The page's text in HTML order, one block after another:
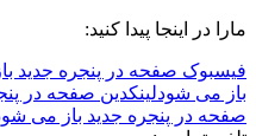
مارا در اینجا پیدا کنید:
فیسبوک صفحه در پنجره جدید
باز می شودلینکدین صفحه در
صفحه در پنجره جدید باز می